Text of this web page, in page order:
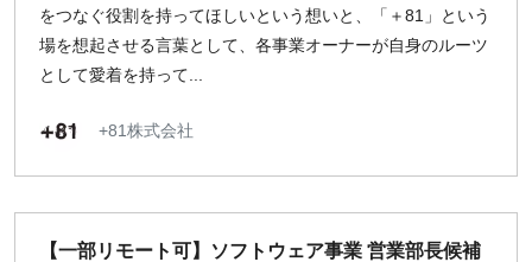
をつなぐ役割を持ってほしいという想いと、「＋81」という
場を想起させる言葉として、各事業オーナーが自身のルーツ
として愛着を持って...
+81株式会社
【一部リモート可】ソフトウェア事業 営業部長候補